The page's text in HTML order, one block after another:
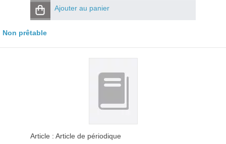
Ajouter au panier
Non prêtable
Article : Article de périodique